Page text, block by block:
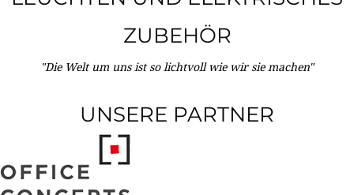
ZUBEHÖR
"Die Welt um uns ist so lichtvoll wie wir sie machen"
UNSERE PARTNER